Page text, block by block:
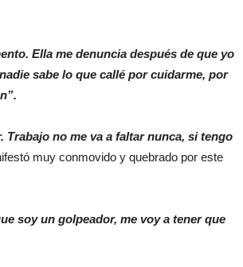
Ella me denuncia después de que yo
sabe lo que callé por cuidarme, por
Trabajo no me va a faltar nunca, si tengo
muy conmovido y quebrado por este
soy un golpeador, me voy a tener que